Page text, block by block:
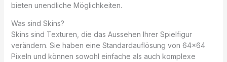
bieten unendliche Möglichkeiten.
Was sind Skins?
Skins sind Texturen, die das Aussehen Ihrer Spielfigur
verändern. Sie haben eine Standardauflösung von 64×64
Pixeln und können sowohl einfache als auch komplexe